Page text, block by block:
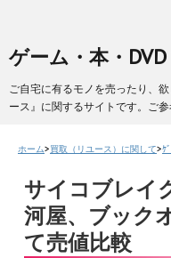
ゲーム・本・
ご自宅に有るモノを売ったり、
ース』に関するサイトです。ご参
ホーム>買取（リユース）に関して>ｹ
サイコブレイ
河屋、ブック
て売値比較